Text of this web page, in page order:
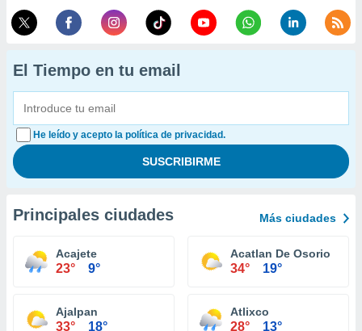
El Tiempo en tu email
He leído y acepto la política de privacidad.
Principales ciudades Más ciudades
Acajete
23° 9°
Acatlan De Osorio
34° 19°
Ajalpan
33° 18°
Atlixco
28° 13°